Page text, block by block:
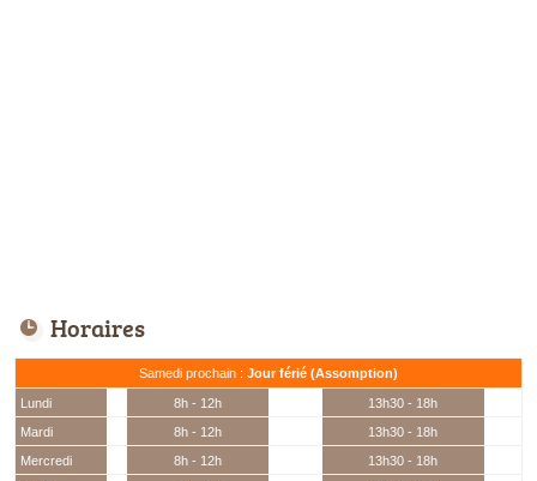
Horaires
Samedi prochain : Jour férié (Assomption)
Lundi 8h - 12h
13h30 - 18h
Mardi
8h - 12h
13h30 - 18h
Mercredi
8h - 12h
13h30 - 18h